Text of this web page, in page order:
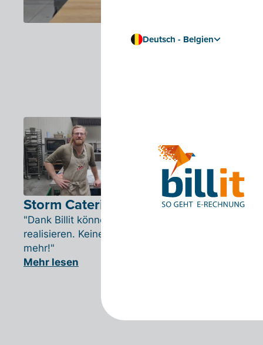
Storm Catering
"Dank Billit können wir ein papierloses Büro
realisieren. Keine zeitaufwändige Papierarbeit
mehr!"
Mehr lesen
Deutsch - Belgien